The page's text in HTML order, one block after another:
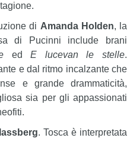
di Amanda Holden, la
di Pucinni include brani
edE lucevan le stelle.
e dal ritmo incalzante che
e grande drammaticità,
sia per gli appassionati
. Tosca è interpretata